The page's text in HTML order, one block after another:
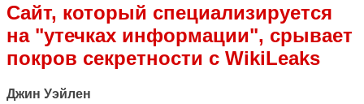
Сайт, который специализируется
на "утечках информации", срывает
покров секретности с WikiLeaks
Джин Уэйлен